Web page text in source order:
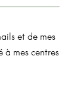
et de mes
à mes centres